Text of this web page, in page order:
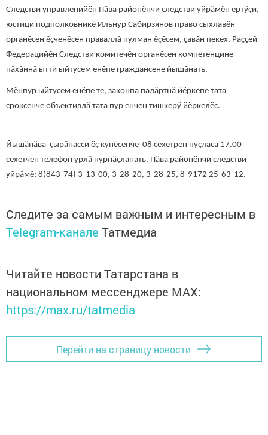
Следстви управленийӗн Пăва районӗнчи следстви уйрăмӗн ертӳçи,
юстици подполковникӗ Ильнур Сабирзянов право сыхлавӗн
органӗсен ӗҫченӗсен праваллă пулман ӗçӗсем, ҫавӑн пекех, Раҫҫей
Федерацийӗн Следстви комитечӗн органӗсен компетенцине
пăхăннă ытти ыйтусем енӗпе граждансене йышӑнать.
Мӗнпур ыйтусем енӗпе те, законпа палăртнă йӗркепе тата
сроксенче объективлӑ тата пур енчен тишкерӳ йӗркелӗҫ.
Йышӑнӑва çырăнасси ӗç кунӗсенче 08 сехетрен пуҫласа 17.00
сехетчен телефон урлă пурнăçланать. Пӑва районӗнчи следстви
уйрăмӗ: 8(843-74) 3-13-00, 3-28-20, 3-28-25, 8-9172 25-63-12.
Следите за самым важным и интересным в
Telegram-канале Татмедиа
Читайте новости Татарстана в
национальном мессенджере MАХ:
https://max.ru/tatmedia
Перейти на страницу новости